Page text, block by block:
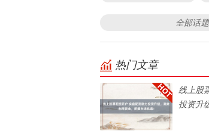
全部话
热门文章
线上股
投资升